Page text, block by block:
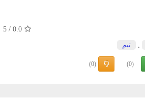
0.0
/
5
تیم
(0)
(0)